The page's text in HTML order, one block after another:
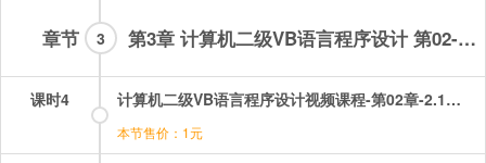
章节 第3章 计算机二级VB语言程序设计 第02-10章
3
课时4 计算机二级VB语言程序设计视频课程-第02章-2.1对象.mp4
本节售价：1元